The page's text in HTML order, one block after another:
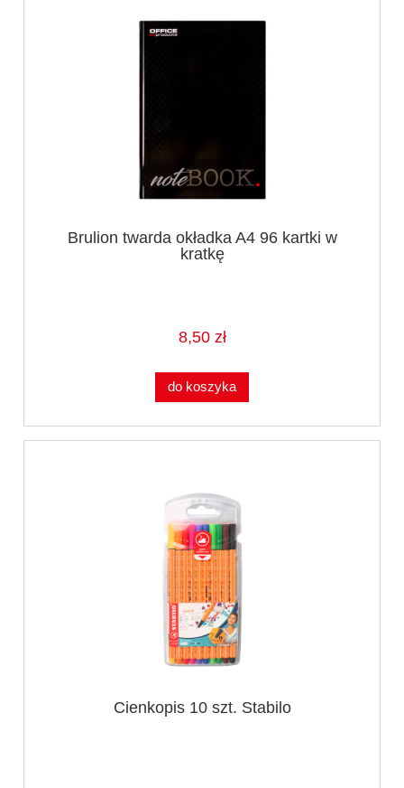
Brulion twarda okładka A4 96 kartki w
kratkę
8,50 zł
do koszyka
Cienkopis 10 szt. Stabilo